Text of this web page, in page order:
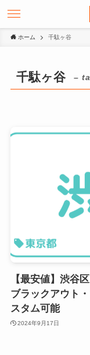
ホーム 千駄ヶ谷
千駄ヶ谷 –
【最安値】渋谷
ブラックアウト
スタム可能
2024年9月17日